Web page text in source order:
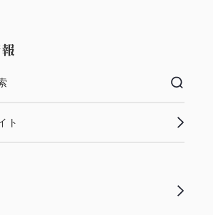
ト